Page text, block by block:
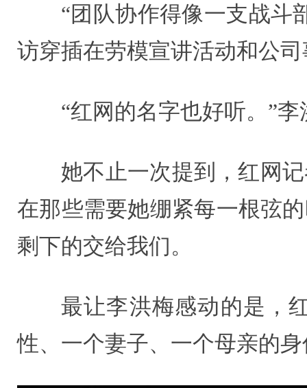
“团队协作得像一支战斗
访穿插在劳模宣讲活动和公
“红网的名字也好听。”
她不止一次提到，红网
在那些需要她绷紧每一根弦
剩下的交给我们。
最让李洪梅感动的是，
性、一个妻子、一个母亲的